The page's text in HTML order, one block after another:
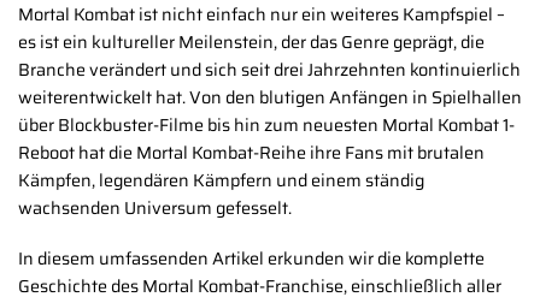
Mortal Kombat ist nicht einfach nur ein weiteres Kampfspiel –
es ist ein kultureller Meilenstein, der das Genre geprägt, die
Branche verändert und sich seit drei Jahrzehnten kontinuierlich
weiterentwickelt hat. Von den blutigen Anfängen in Spielhallen
über Blockbuster-Filme bis hin zum neuesten Mortal Kombat 1-
Reboot hat die Mortal Kombat-Reihe ihre Fans mit brutalen
Kämpfen, legendären Kämpfern und einem ständig
wachsenden Universum gefesselt.
In diesem umfassenden Artikel erkunden wir die komplette
Geschichte des Mortal Kombat-Franchise, einschließlich aller